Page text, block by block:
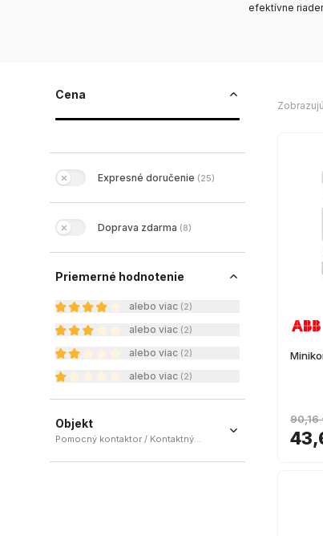
efektívne
Cena
Expresné doručenie (25)
Doprava zdarma (8)
Priemerné hodnotenie
alebo viac (2)
alebo viac (2)
alebo viac (2)
alebo viac (2)
Objekt
Pomocný kontaktor / Kontaktný prvok / Trojpólový kontaktor / Blok pomocného kontaktu / Auxiliárny kontakt
90,16